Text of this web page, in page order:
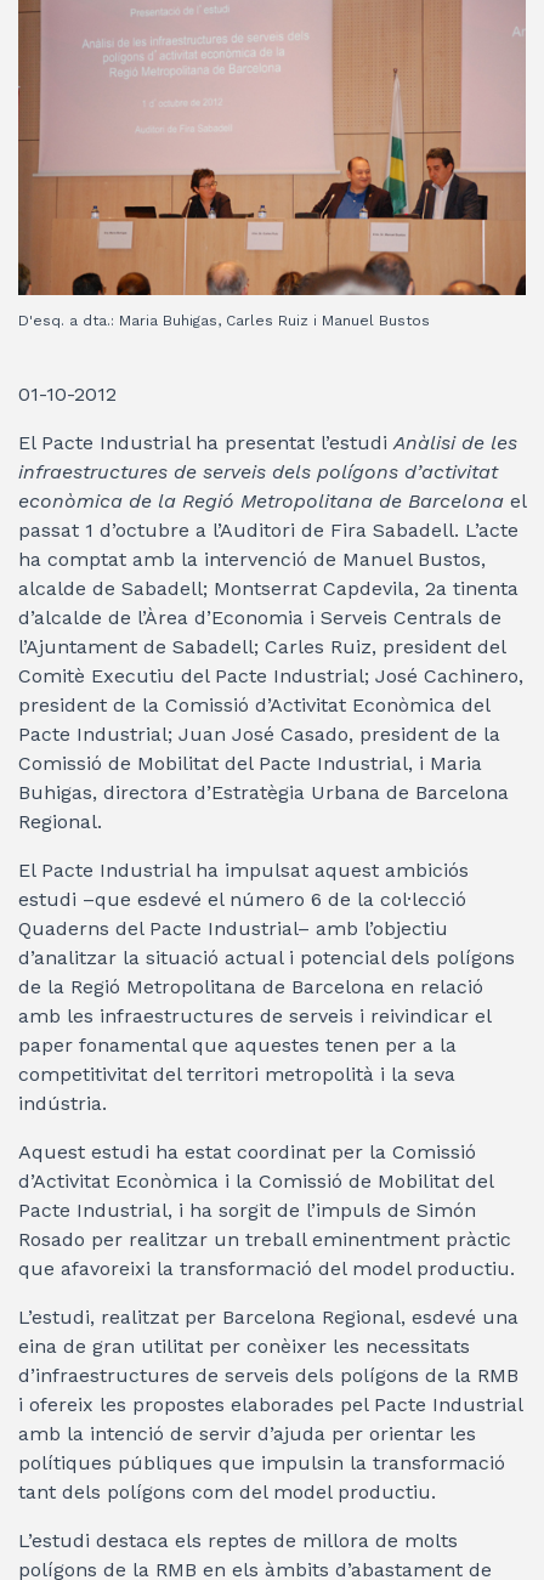
D'esq. a dta.: Maria Buhigas, Carles Ruiz i Manuel Bustos
01-10-2012
El Pacte Industrial ha presentat l’estudi Anàlisi de les
infraestructures de serveis dels polígons d’activitat
econòmica de la Regió Metropolitana de Barcelona el
passat 1 d’octubre a l’Auditori de Fira Sabadell. L’acte
ha comptat amb la intervenció de Manuel Bustos,
alcalde de Sabadell; Montserrat Capdevila, 2a tinenta
d’alcalde de l’Àrea d’Economia i Serveis Centrals de
l’Ajuntament de Sabadell; Carles Ruiz, president del
Comitè Executiu del Pacte Industrial; José Cachinero,
president de la Comissió d’Activitat Econòmica del
Pacte Industrial; Juan José Casado, president de la
Comissió de Mobilitat del Pacte Industrial, i Maria
Buhigas, directora d’Estratègia Urbana de Barcelona
Regional.
El Pacte Industrial ha impulsat aquest ambiciós
estudi –que esdevé el número 6 de la col·lecció
Quaderns del Pacte Industrial– amb l’objectiu
d’analitzar la situació actual i potencial dels polígons
de la Regió Metropolitana de Barcelona en relació
amb les infraestructures de serveis i reivindicar el
paper fonamental que aquestes tenen per a la
competitivitat del territori metropolità i la seva
indústria.
Aquest estudi ha estat coordinat per la Comissió
d’Activitat Econòmica i la Comissió de Mobilitat del
Pacte Industrial, i ha sorgit de l’impuls de Simón
Rosado per realitzar un treball eminentment pràctic
que afavoreixi la transformació del model productiu.
L’estudi, realitzat per Barcelona Regional, esdevé una
eina de gran utilitat per conèixer les necessitats
d’infraestructures de serveis dels polígons de la RMB
i ofereix les propostes elaborades pel Pacte Industrial
amb la intenció de servir d’ajuda per orientar les
polítiques públiques que impulsin la transformació
tant dels polígons com del model productiu.
L’estudi destaca els reptes de millora de molts
polígons de la RMB en els àmbits d’abastament de